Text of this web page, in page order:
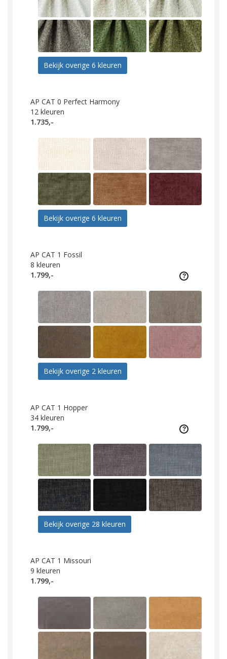
Bekijk overige 6 kleuren
AP CAT 0 Perfect Harmony
12 kleuren
1.735,-
Bekijk overige 6 kleuren
AP CAT 1 Fossil
8 kleuren
1.799,-
Bekijk overige 2 kleuren
AP CAT 1 Hopper
34 kleuren
1.799,-
Bekijk overige 28 kleuren
AP CAT 1 Missouri
9 kleuren
1.799,-